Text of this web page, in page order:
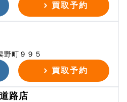
買取予約
野町９９５
買取予約
路店